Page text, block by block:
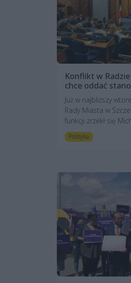
Konflikt w
chce oddać
Już w najbliższy
Rady Miasta w
funkcji zrzekł się
Polityka